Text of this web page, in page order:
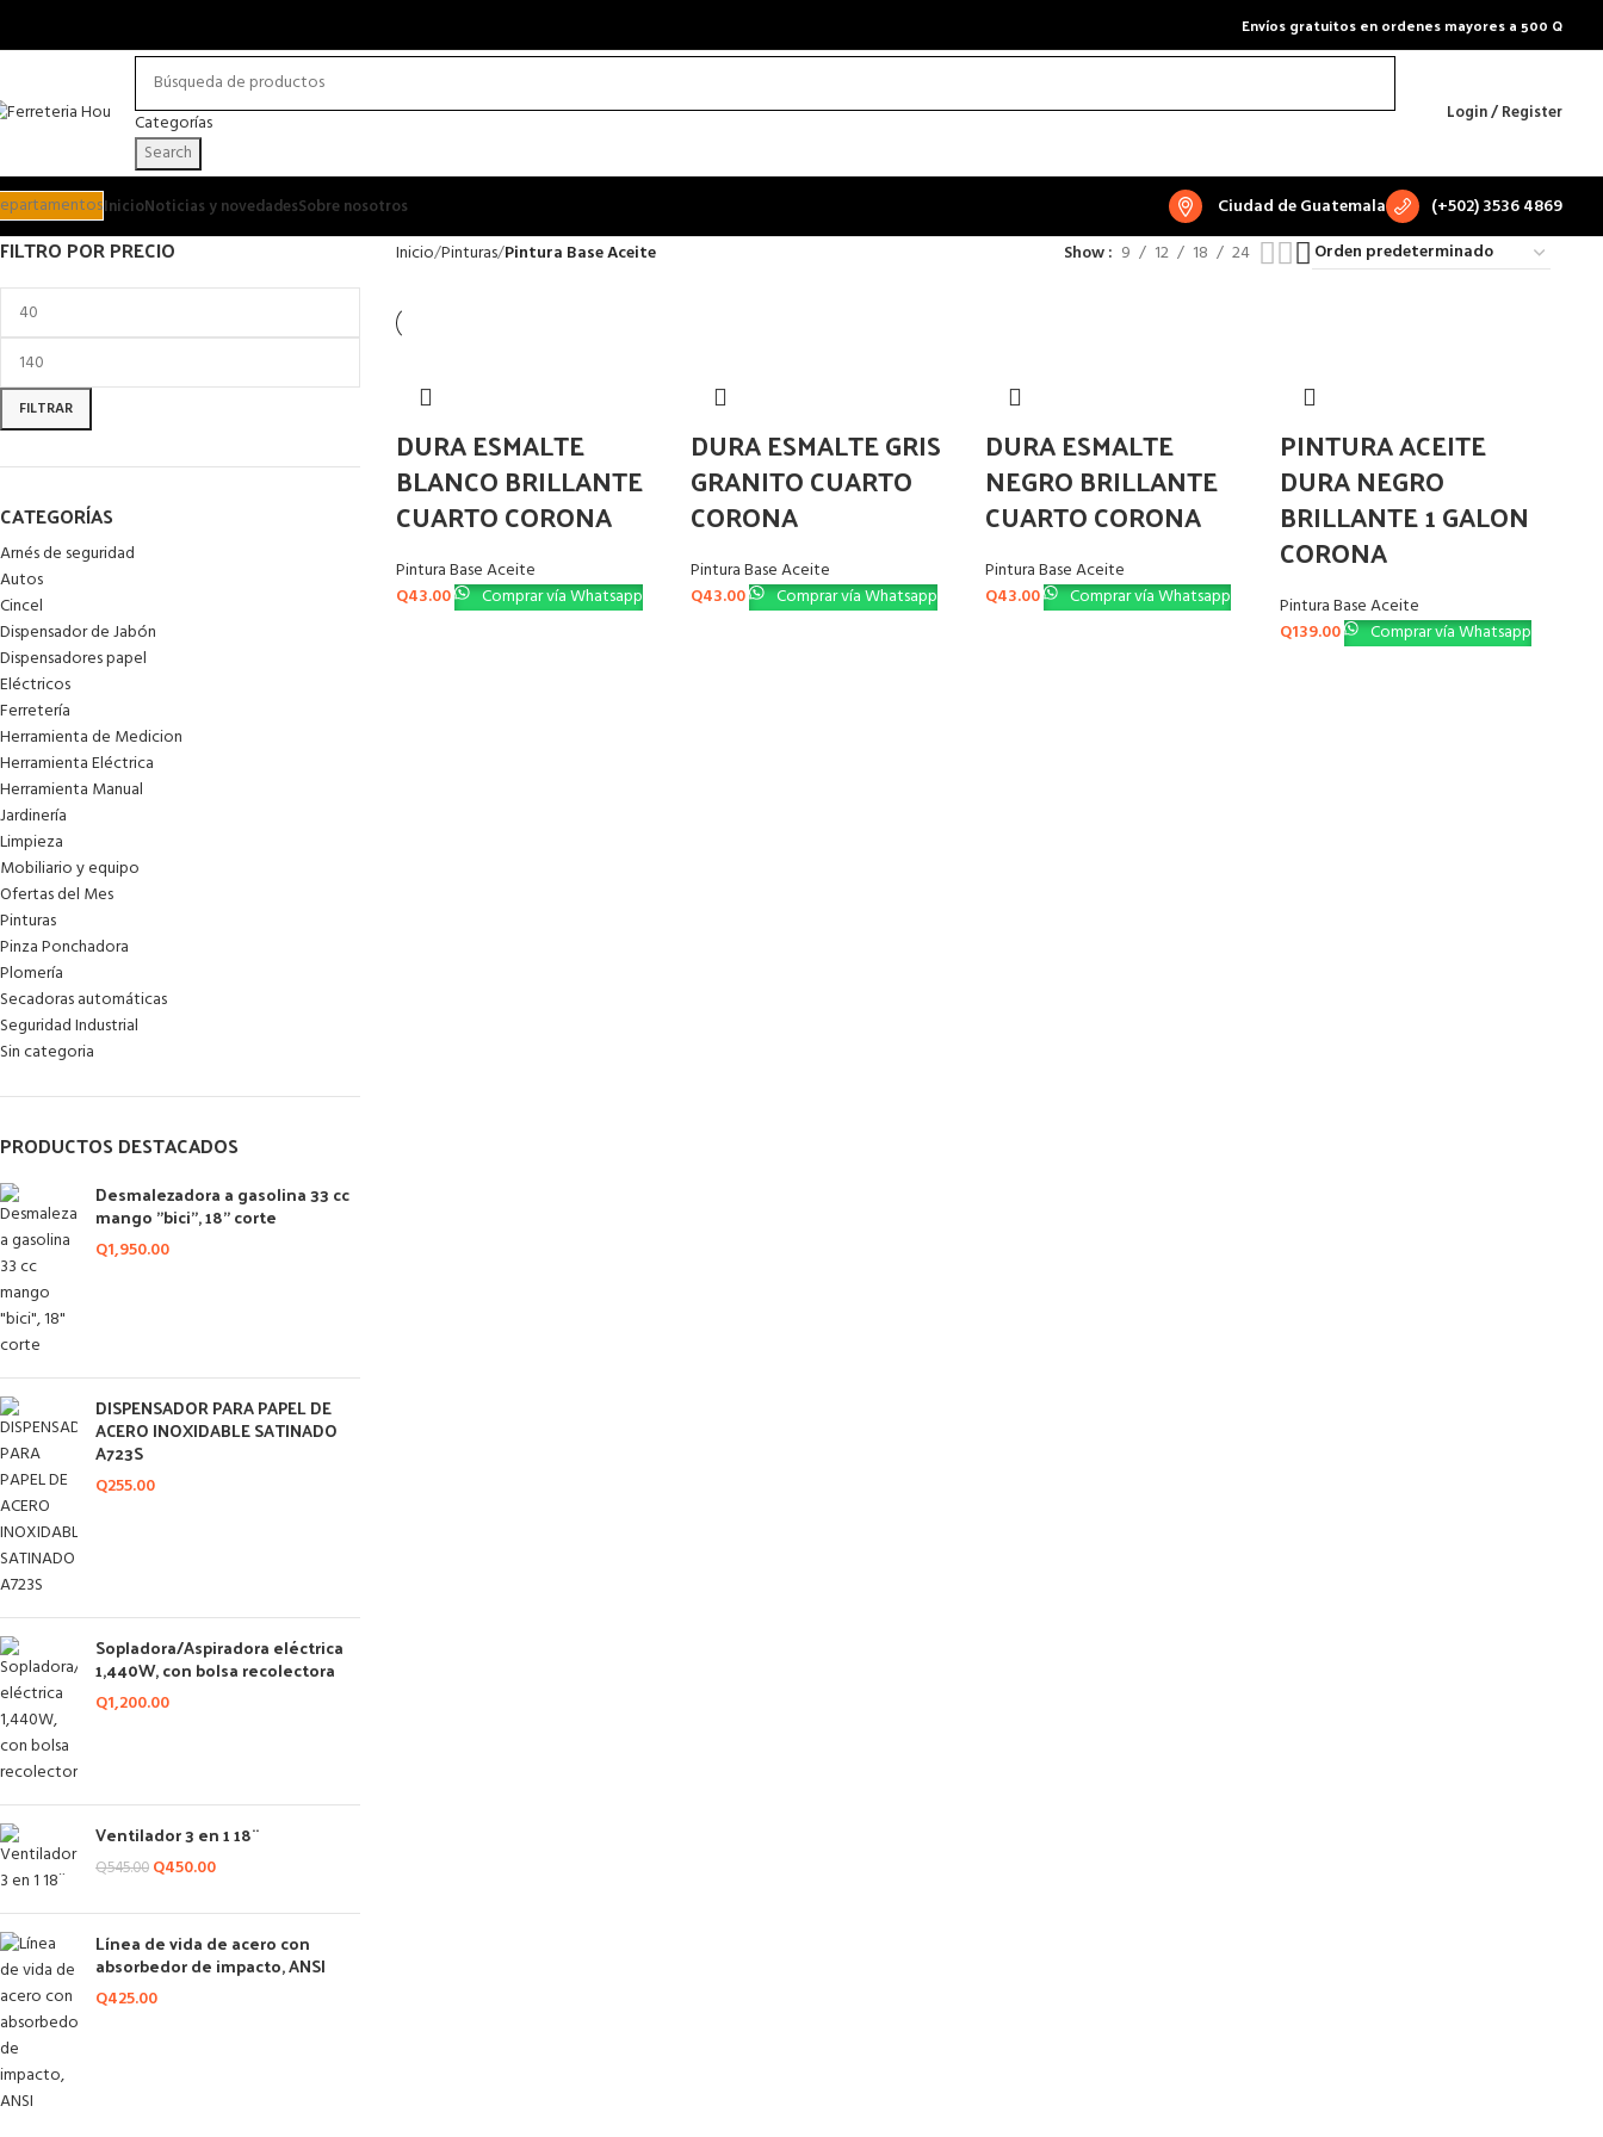
Envíos gratuitos en ordenes mayores a 500 Q
Categorías
Search
Login / Register
InicioNoticias y novedadesSobre nosotros Ciudad de Guatemala (+502) 3536 4869
FILTRO POR PRECIO
FILTRAR
CATEGORÍAS
Arnés de seguridad
Autos
Cincel
Dispensador de Jabón
Dispensadores papel
Eléctricos
Ferretería
Herramienta de Medicion
Herramienta Eléctrica
Herramienta Manual
Jardinería
Limpieza
Mobiliario y equipo
Ofertas del Mes
Pinturas
Pinza Ponchadora
Plomería
Secadoras automáticas
Seguridad Industrial
Sin categoria
PRODUCTOS DESTACADOS
Desmalezadora a gasolina 33 cc
mango "bici", 18" corte
Q1,950.00
DISPENSADOR PARA PAPEL DE
ACERO INOXIDABLE SATINADO
A723S
Q255.00
Sopladora/Aspiradora eléctrica
1,440W, con bolsa recolectora
Q1,200.00
Ventilador 3 en 1 18¨
Q545.00 Q450.00
Línea de vida de acero con
absorbedor de impacto, ANSI
Q425.00
Inicio Pinturas Pintura Base Aceite Show 9 12 18 24
DURA ESMALTE
BLANCO BRILLANTE
CUARTO CORONA
Pintura Base Aceite
Q43.00 Comprar vía Whatsapp
DURA ESMALTE GRIS
GRANITO CUARTO
CORONA
Pintura Base Aceite
Q43.00 Comprar vía Whatsapp
DURA ESMALTE
NEGRO BRILLANTE
CUARTO CORONA
Pintura Base Aceite
Q43.00 Comprar vía Whatsapp
PINTURA ACEITE
DURA NEGRO
BRILLANTE 1 GALON
CORONA
Pintura Base Aceite
Q139.00 Comprar vía Whatsapp